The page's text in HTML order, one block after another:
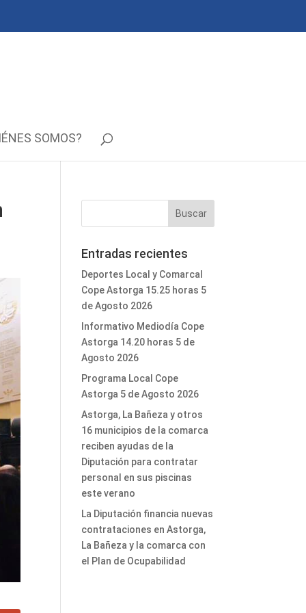
SOMOS?
Entradas recientes
Deportes Local y Comarcal
Cope Astorga 15.25 horas 5
de Agosto 2026
Informativo Mediodía Cope
Astorga 14.20 horas 5 de
Agosto 2026
Programa Local Cope
Astorga 5 de Agosto 2026
Astorga, La Bañeza y otros
16 municipios de la comarca
reciben ayudas de la
Diputación para contratar
personal en sus piscinas
este verano
La Diputación financia nuevas
contrataciones en Astorga,
La Bañeza y la comarca con
el Plan de Ocupabilidad